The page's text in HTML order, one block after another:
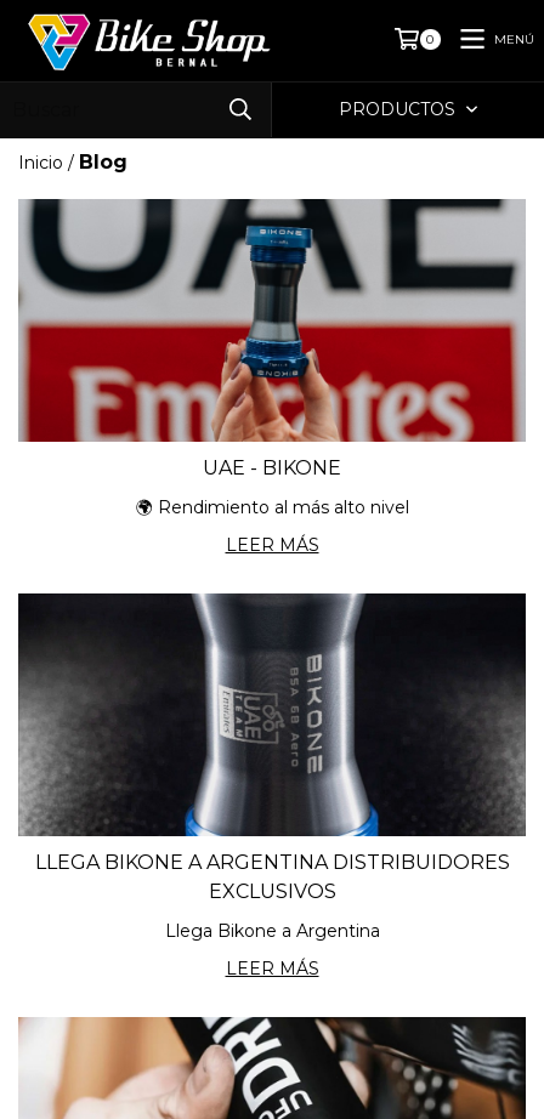
0 MENÚ
PRODUCTOS
Inicio / Blog
UAE - BIKONE
🌍 Rendimiento al más alto nivel
LEER MÁS
LLEGA BIKONE A ARGENTINA DISTRIBUIDORES
EXCLUSIVOS
Llega Bikone a Argentina
LEER MÁS